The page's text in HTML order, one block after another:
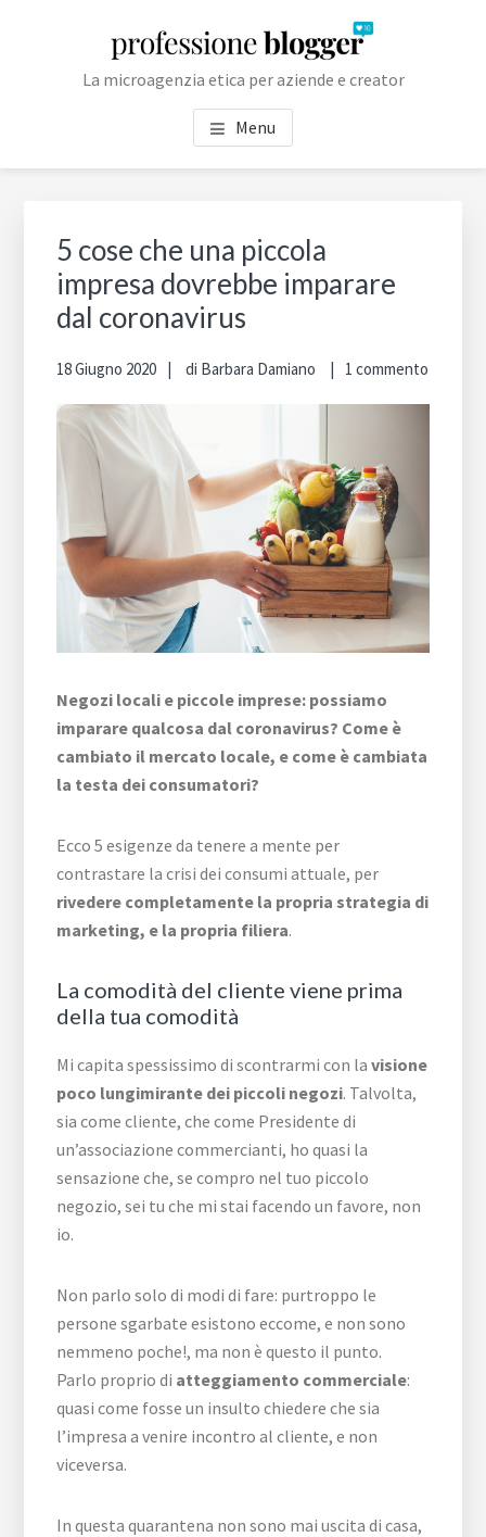
La microagenzia etica per aziende e creator
Menu
5 cose che una piccola
impresa dovrebbe imparare
dal coronavirus
18 Giugno 2020 di Barbara Damiano 1 commento
Negozi locali e piccole imprese: possiamo
imparare qualcosa dal coronavirus? Come è
cambiato il mercato locale, e come è cambiata
la testa dei consumatori?
Ecco 5 esigenze da tenere a mente per
contrastare la crisi dei consumi attuale, per
rivedere completamente la propria strategia di
marketing, e la propria filiera.
La comodità del cliente viene prima
della tua comodità
Mi capita spessissimo di scontrarmi con la visione
poco lungimirante dei piccoli negozi. Talvolta,
sia come cliente, che come Presidente di
un’associazione commercianti, ho quasi la
sensazione che, se compro nel tuo piccolo
negozio, sei tu che mi stai facendo un favore, non
io.
Non parlo solo di modi di fare: purtroppo le
persone sgarbate esistono eccome, e non sono
nemmeno poche!, ma non è questo il punto.
Parlo proprio di atteggiamento commerciale:
quasi come fosse un insulto chiedere che sia
l’impresa a venire incontro al cliente, e non
viceversa.
In questa quarantena non sono mai uscita di casa,
laterale
primaria